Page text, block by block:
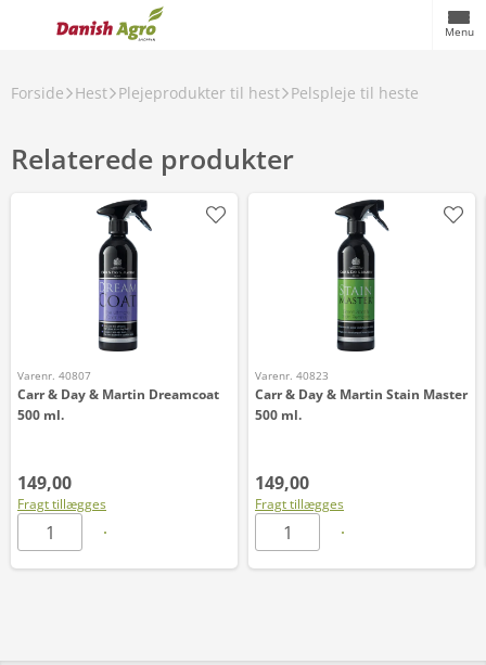
Menu
Forside Hest Plejeprodukter til hest Pelspleje til heste
Relaterede produkter
Varenr. 40807
Carr & Day & Martin Dreamcoat
500 ml.
149,00
Fragt tillægges
Varenr. 40823
Carr & Day & Martin Stain Master
500 ml.
149,00
Fragt tillægges